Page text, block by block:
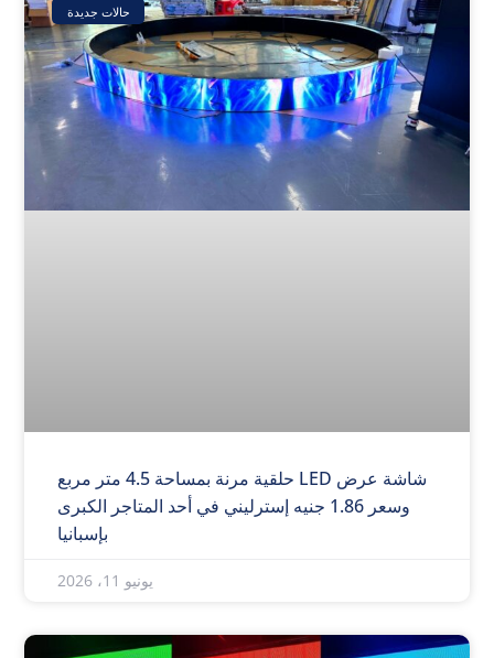
حالات جديدة
شاشة عرض LED حلقية مرنة بمساحة 4.5 متر مربع
وسعر 1.86 جنيه إسترليني في أحد المتاجر الكبرى
بإسبانيا
يونيو 11، 2026